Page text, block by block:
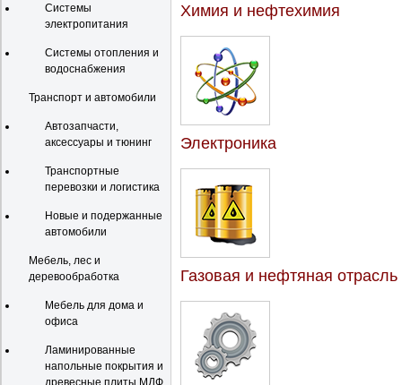
Системы
электропитания
Системы отопления и
водоснабжения
Транспорт и автомобили
Автозапчасти,
аксессуары и тюнинг
Транспортные
перевозки и логистика
Новые и подержанные
автомобили
Мебель, лес и
деревообработка
Мебель для дома и
офиса
Ламинированные
напольные покрытия и
древесные плиты МДФ,
Химия и нефтехимия
Электроника
Газовая и нефтяная отрасль